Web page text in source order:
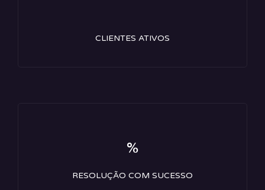
CLIENTES ATIVOS
%
RESOLUÇÃO COM SUCESSO